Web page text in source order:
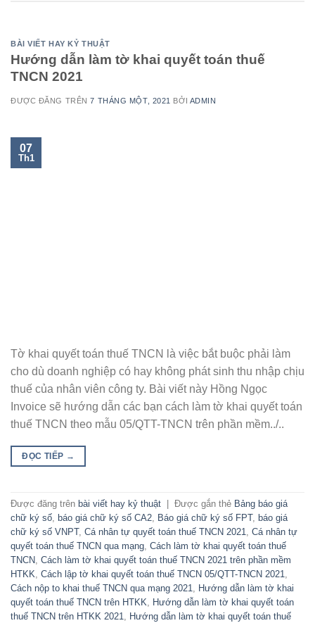
BÀI VIẾT HAY KỶ THUẬT
Hướng dẫn làm tờ khai quyết toán thuế
TNCN 2021
ĐƯỢC ĐĂNG TRÊN7 THÁNG MỘT, 2021 BỞI ADMIN
07
Th1
Tờ khai quyết toán thuế TNCN là việc bắt buộc phải làm
cho dù doanh nghiệp có hay không phát sinh thu nhập chịu
thuế của nhân viên công ty. Bài viết này Hồng Ngọc
Invoice sẽ hướng dẫn các bạn cách làm tờ khai quyết toán
thuế TNCN theo mẫu 05/QTT-TNCN trên phần mềm../..
ĐỌC TIẾP →
Được đăng trên bài viết hay kỷ thuật Được gắn thẻ Bảng báo giá
chữ ký số, báo giá chữ ký số CA2, Báo giá chữ ký số FPT, báo giá
chữ ký số VNPT, Cá nhân tự quyết toán thuế TNCN 2021, Cá nhân tự
quyết toán thuế TNCN qua mạng, Cách làm tờ khai quyết toán thuế
TNCN, Cách làm tờ khai quyết toán thuế TNCN 2021 trên phần mềm
HTKK, Cách lập tờ khai quyết toán thuế TNCN 05/QTT-TNCN 2021,
Cách nộp to khai thuế TNCN qua mạng 2021, Hướng dẫn làm tờ khai
quyết toán thuế TNCN trên HTKK, Hướng dẫn làm tờ khai quyết toán
thuế TNCN trên HTKK 2021, Hướng dẫn làm tờ khai quyết toán thuế